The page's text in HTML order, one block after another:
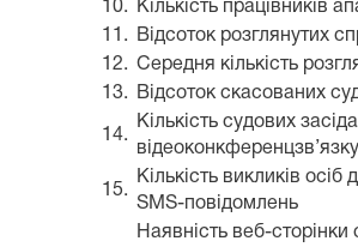
10. Кількість працівників
11.
Відсоток розглянутих
12. Середня кількість
13.
Відсоток скасованих
14.
Кількість судових
відеоконкференцзв’язку
15.
Кількість викликів
SMS-повідомлень
Наявність веб-